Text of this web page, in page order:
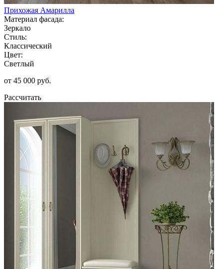
Прихожая Амарилла
Материал фасада:
Зеркало
Стиль:
Классический
Цвет:
Светлый
от 45 000 руб.
Рассчитать